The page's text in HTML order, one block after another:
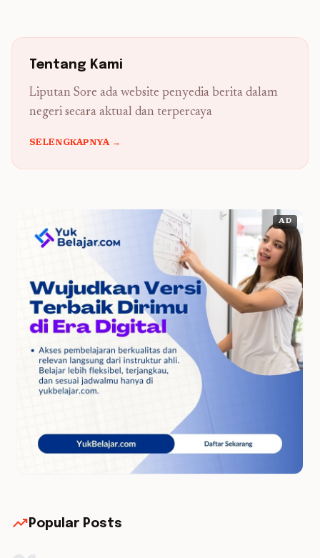
Tentang Kami
Liputan Sore ada website penyedia berita dalam
negeri secara aktual dan terpercaya
SELENGKAPNYA →
AD
trending_up Popular Posts